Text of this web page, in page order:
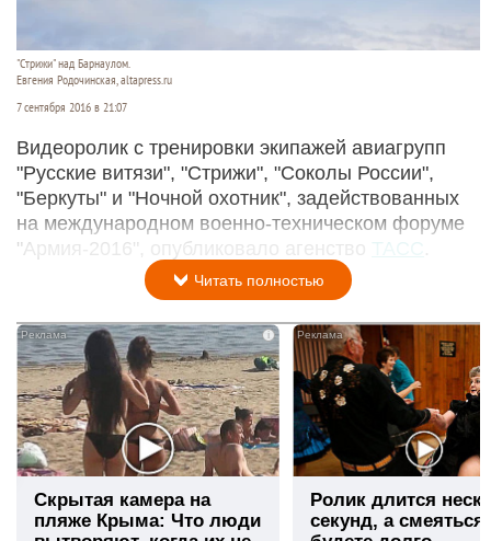
"Стрижи" над Барнаулом.
Евгения Родочинская, altapress.ru
7 сентября 2016 в 21:07
Видеоролик с тренировки экипажей авиагрупп
"Русские витязи", "Стрижи", "Соколы России",
"Беркуты" и "Ночной охотник", задействованных
на международном военно-техническом форуме
"Армия-2016", опубликовало агенство ТАСС
Читать полностью
i
Скрытая камера на
пляже Крыма: Что люди
Ролик длится
секунд, а